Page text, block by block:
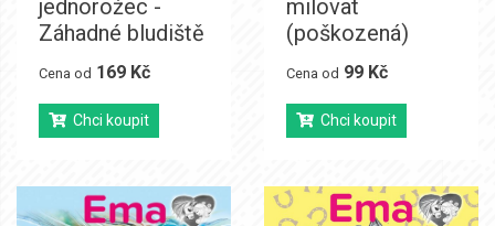
jednorožec -
Záhadné bludiště
Cena od 169 Kč
Chci koupit
milovat
(poškozená)
Cena od 99 Kč
Chci koupit